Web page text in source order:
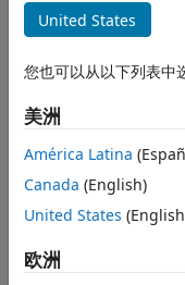
类别
.NET 客户端编程
Java 客户端编程
MATLAB 客户端编程
C 客户端编程
Excel 集成
创建可与 MATLAB
项
Production Server
Excel
主题
使用 Excel 集成为
署存档
MATLAB 集成的可部
United States
您也可以从以下列表中
美洲
América Latina
Canada (English)
United States
欧洲